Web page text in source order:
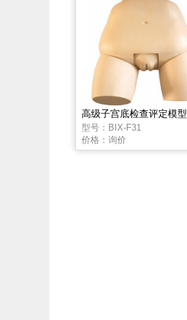
高级子宫底检查评定模型
型号：BIX-F31
价格：询价